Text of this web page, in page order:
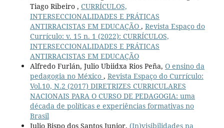
Tiago Ribeiro , CURRÍCULOS,
INTERSECCIONALIDADES E PRÁTICAS
ANTIRRACISTAS EM EDUCAÇÃO , Revista Espaço do
Currículo: v. 15 n. 1 (2022): CURRÍCULOS,
INTERSECCIONALIDADES E PRÁTICAS
ANTIRRACISTAS EM EDUCAÇÃO
Alfredo Furlán, Julio Ubiidxa Rios Peña, O ensino da
pedagogia no México , Revista Espaço do Currículo:
Vol.10, N.2 (2017) DIRETRIZES CURRICULARES
NACIONAIS PARA O CURSO DE PEDAGOGIA: uma
década de políticas e experiências formativas no
Brasil
Julio Bispo dos Santos Junior, (In)visibilidades na